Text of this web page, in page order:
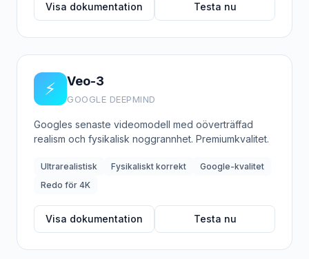
Visa dokumentation Testa nu
⚡ Veo-3
GOOGLE DEEPMIND
Googles senaste videomodell med oöverträffad
realism och fysikalisk noggrannhet. Premiumkvalitet.
Ultrarealistisk Fysikaliskt korrekt
Google-kvalitet
Redo för 4K
Visa dokumentation Testa nu